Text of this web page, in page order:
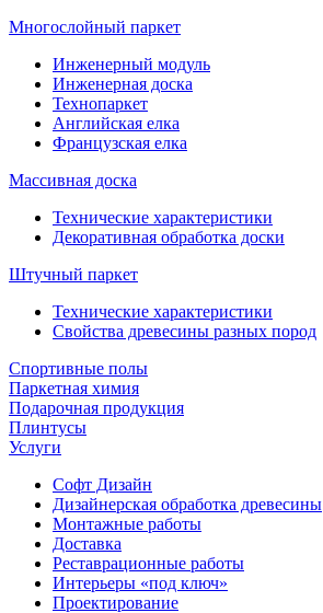
Многослойный паркет
Инженерный модуль
Инженерная доска
Технопаркет
Английская елка
Французская елка
Массивная доска
Технические характеристики
Декоративная обработка доски
Штучный паркет
Технические характеристики
Свойства древесины разных пород
Спортивные полы
Паркетная химия
Подарочная продукция
Плинтусы
Услуги
Софт Дизайн
Дизайнерская обработка древесины
Монтажные работы
Доставка
Реставрационные работы
Интерьеры «под ключ»
Проектирование